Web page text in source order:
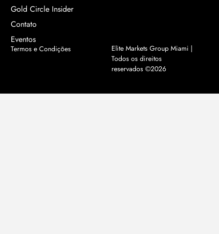
Gold Circle Insider
Contato
Eventos
Termos e Condições
Elite Markets Group Miami |
Todos os direitos
reservados ©2026